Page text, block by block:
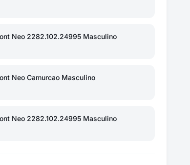
Neo 2282.102.24995 Masculino
Neo Camurcao Masculino
Neo 2282.102.24995 Masculino